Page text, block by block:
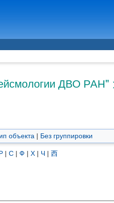
ДВО РАН"
объекта | Без группировки
| С | Ф | Х | Ч | 西